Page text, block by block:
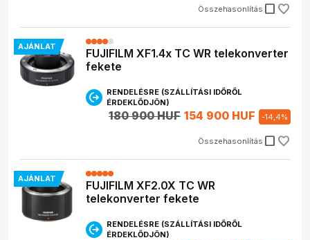
Összehasonlítás check_box_outline_blank
AJÁNLAT
FUJIFILM XF1.4x TC WR telekonverter
fekete
RENDELÉSRE (SZÁLLÍTÁSI IDŐRŐL
ÉRDEKLŐDJÖN)
Összehasonlítás check_box_outline_blank
180 900 HUF 154 900 HUF -14,4%
AJÁNLAT
FUJIFILM XF2.0X TC WR
telekonverter fekete
RENDELÉSRE (SZÁLLÍTÁSI IDŐRŐL
ÉRDEKLŐDJÖN)